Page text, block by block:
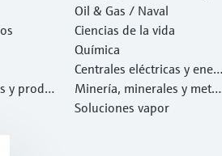
y produ
esiduos
Oil & Gas / Naval
Ciencias de la vida
Química
Centrales eléctricas y ener
gía
Minería, minerales y metal
es
Soluciones vapor